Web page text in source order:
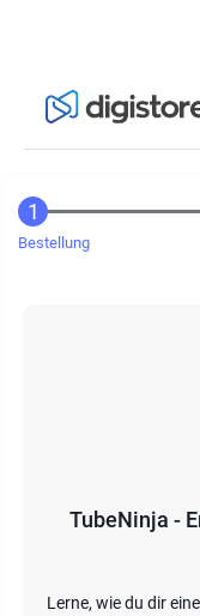
Bestellung
TubeNinja -
Lerne, wie du dir